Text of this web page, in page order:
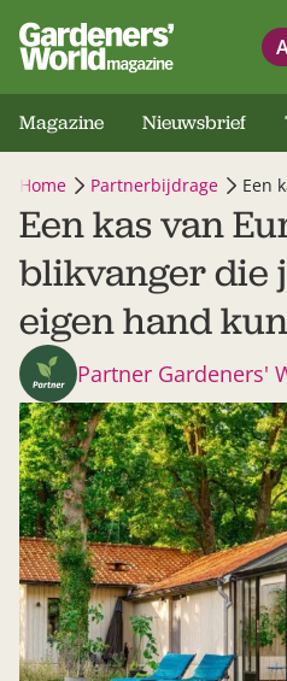
Magazine Nieuwsbrief
Home Partnerbijdrage Een
Een kas van
blikvanger die
eigen hand
Partner Gardeners'